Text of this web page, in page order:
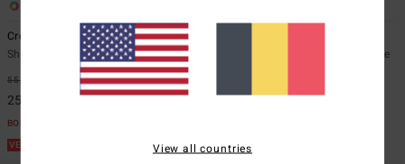
Crossfire Solid 20"
Short submersible Noir Homme
55,95 €
25,18 €
BONS PLANS
VENTE FLASH 25% EXTRA
Short taille élastique Beige Homme
25,18 €
VENTE FLASH 25% EXTRA
View all countries